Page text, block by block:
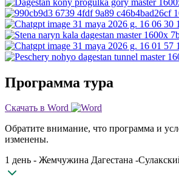
Программа тура
Скачать в Word
Обратите внимание, что программа и
изменены.
1 день - Жемчужина Дагестана -